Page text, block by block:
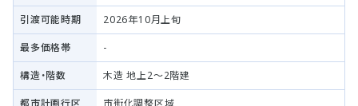
引渡可能時期 2026年10月上旬
最多価格帯 -
構造・階数 木造 地上2～2階建